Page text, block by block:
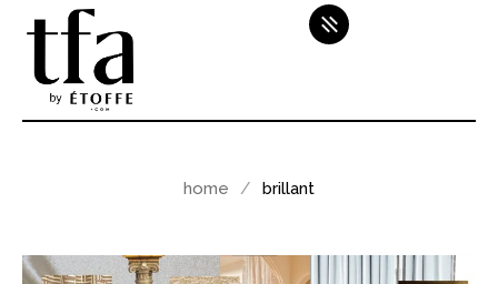
home brillant